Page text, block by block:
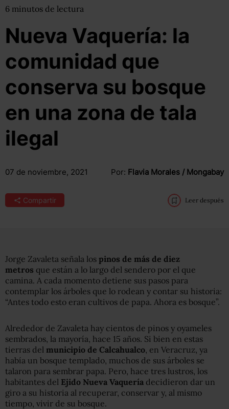
6 minutos de lectura
Nueva Vaquería: la
comunidad que
conserva su bosque
en una zona de tala
ilegal
07 de noviembre, 2021 Por: Flavia Morales / Mongabay
Compartir Leer después
Jorge Zavaleta señala los pinos de más de diez
metros que están a lo largo del sendero por el que
camina. A cada momento detiene sus pasos para
contemplar los árboles que lo rodean y contar su historia:
“Antes todo esto eran cultivos de papa. Ahora es bosque”.
Alrededor de Zavaleta hay cientos de pinos y oyameles
sembrados, la mayoría, hace 15 años. Si bien en estas
tierras del municipio de Calcahualco, en Veracruz, ya
había un bosque templado, muchos de sus árboles se
talaron para sembrar papa. Pero, hace tres lustros, los
habitantes del Ejido Nueva Vaquería decidieron dar un
giro a su historia al recuperar, conservar y, al mismo
tiempo, vivir de su bosque.